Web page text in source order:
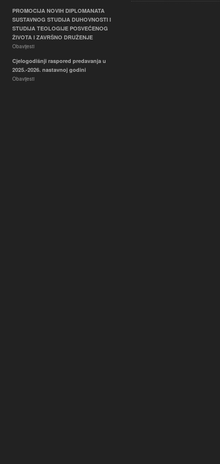
PROMOCIJA NOVIH DIPLOMANATA
SUSTAVNOG STUDIJA DUHOVNOSTI I
STUDIJA TEOLOGIJE POSVEĆENOG
ŽIVOTA I ZAVRŠNO DRUŽENJE
Obavijesti
Cjelogodišnji raspored predavanja u
2025.-2026. nastavnoj godini
Obavijesti